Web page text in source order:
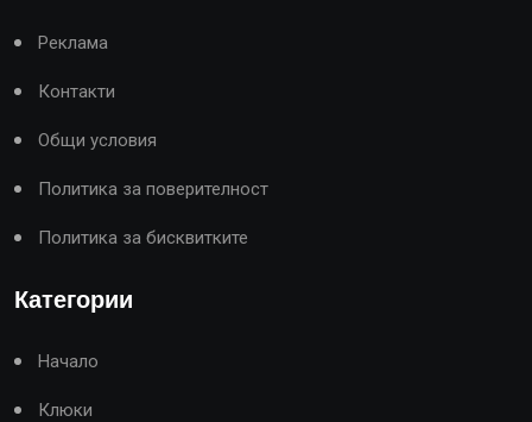
Реклама
Контакти
Общи условия
Политика за поверителност
Политика за бисквитките
Категории
Начало
Клюки